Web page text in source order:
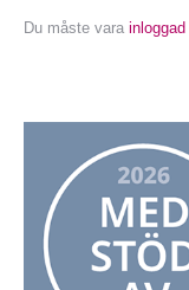
Du måste vara inloggad